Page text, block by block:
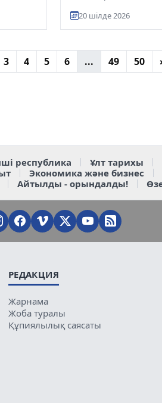
толықметражды
қыркүйек...
20 шілде 2026
3 4 5 6 ... 49 50
республика Ұлт тарихы
Экономика және бизнес
Айтылды - орындалды!
РЕДАКЦИЯ
Жарнама
Жоба туралы
Құпиялылық саясаты